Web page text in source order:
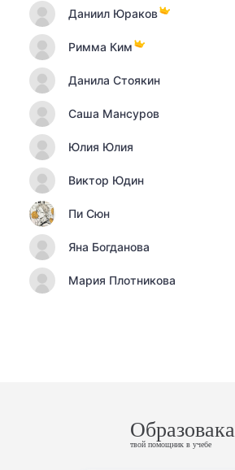
Даниил Юраков
Римма Ким
Данила Стоякин
Саша Мансуров
Юлия Юлия
Виктор Юдин
Пи Сюн
Яна Богданова
Мария Плотникова
Образовака
твой помощник в учебе